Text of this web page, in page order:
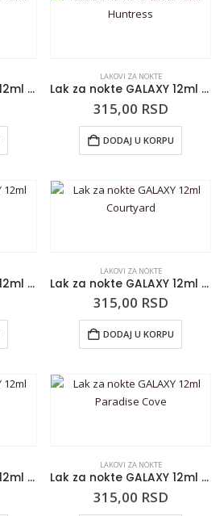
Lak za nokte GALAXY 12ml Surprise!
LAKOVI ZA NOKTE
Lak za nokte GALAXY 12ml Huntress
315,00 RSD
DODAJ U KORPU
Lak za nokte GALAXY 12ml Money Moves
LAKOVI ZA NOKTE
Lak za nokte GALAXY 12ml Courtyard
315,00 RSD
DODAJ U KORPU
Lak za nokte GALAXY 12ml Last Call!
LAKOVI ZA NOKTE
Lak za nokte GALAXY 12ml Paradise Cove
315,00 RSD